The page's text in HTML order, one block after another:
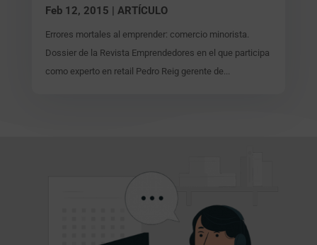
Feb 12, 2015 | ARTÍCULO
Errores mortales al emprender: comercio minorista.
Dossier de la Revista Emprendedores en el que participa
como experto en retail Pedro Reig gerente de...